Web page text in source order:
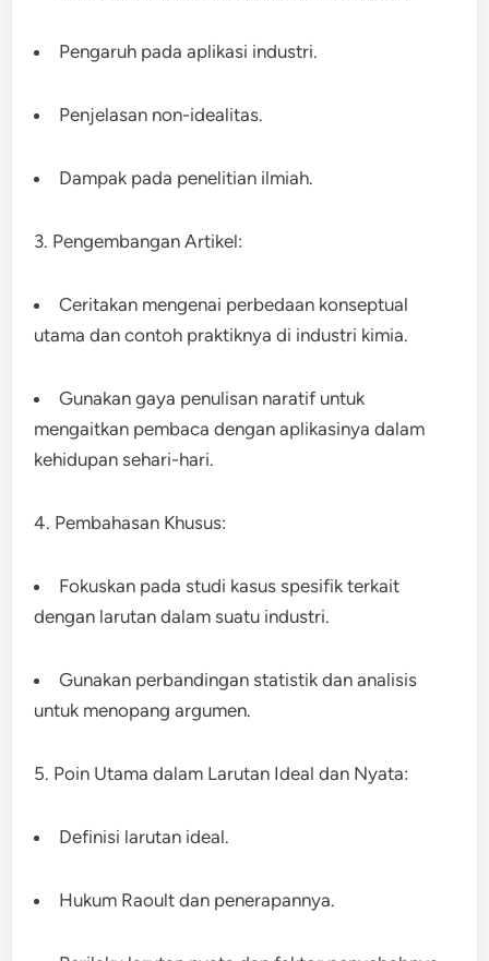
Pengaruh pada aplikasi industri.
Penjelasan non-idealitas.
Dampak pada penelitian ilmiah.
3. Pengembangan Artikel:
Ceritakan mengenai perbedaan konseptual
utama dan contoh praktiknya di industri kimia.
Gunakan gaya penulisan naratif untuk
mengaitkan pembaca dengan aplikasinya dalam
kehidupan sehari-hari.
4. Pembahasan Khusus:
Fokuskan pada studi kasus spesifik terkait
dengan larutan dalam suatu industri.
Gunakan perbandingan statistik dan analisis
untuk menopang argumen.
5. Poin Utama dalam Larutan Ideal dan Nyata:
Definisi larutan ideal.
Hukum Raoult dan penerapannya.